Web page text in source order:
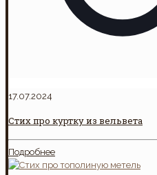
17.07.2024
Стих про куртку из вельвета
Подробнее